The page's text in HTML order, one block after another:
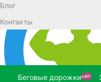
Блог
Контакты
Беговые дорожкиХИТ